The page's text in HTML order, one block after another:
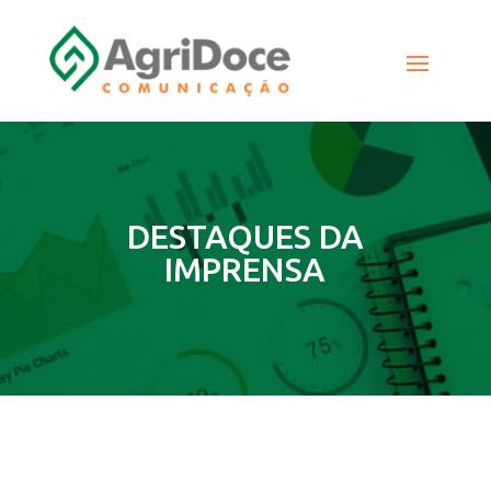
DESTAQUES DA
IMPRENSA